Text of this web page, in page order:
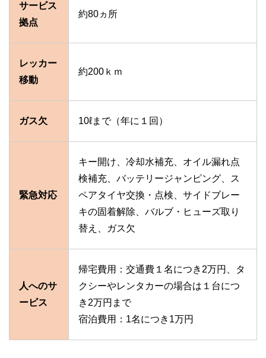
サービス
拠点
約80ヵ所
レッカー
移動
約200ｋｍ
ガス欠 10ℓまで（年に１回）
緊急対応
キー開け、冷却水補充、オイル漏れ点
検補充、バッテリージャンピング、ス
ペアタイヤ交換・点検、サイドブレー
キの固着解除、バルブ・ヒューズ取り
替え、ガス欠
人へのサ
ービス
帰宅費用：交通費１名につき2万円、タ
クシーやレンタカーの場合は１台につ
き2万円まで
宿泊費用：1名につき1万円